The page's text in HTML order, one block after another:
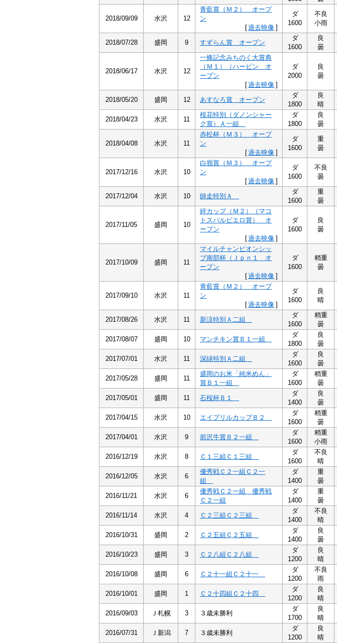
2018/09/09 水沢 12
青藍賞（Ｍ２） オープ
ン
[過去映像 ]
ダ
1600
不良
小雨
2018/07/28 盛岡 9 すずらん賞 オープン
ダ
1600
良
曇
2018/06/17 水沢 12
一條記念みちのく大賞典
（Ｍ１）（ハービン オ
ープン
[過去映像 ]
ダ
2000
良
曇
2018/05/20 盛岡 12 あすなろ賞 オープン
ダ
1800
良
晴
2018/04/23 水沢 11
桜花特別（ダノンシャー
ク賞）Ａ一組
ダ
1800
良
曇
2018/04/08 水沢 11
赤松杯（Ｍ３） オープ
ン
[過去映像 ]
ダ
1600
重
曇
2017/12/16 水沢 10
白嶺賞（Ｍ３） オープ
ン
[過去映像 ]
ダ
1600
不良
曇
2017/12/04 水沢 10 師走特別Ａ
ダ
1600
重
曇
2017/11/05 盛岡 10
絆カップ（Ｍ２）（マコ
トスパルビエロ賞） オ
ープン
[過去映像 ]
ダ
1600
良
曇
2017/10/09 盛岡 11
マイルチャンピオンシッ
プ南部杯（Ｊｐｎ１ オ
ープン
[過去映像 ]
ダ
1600
稍重
曇
2017/09/10 水沢 11
青藍賞（Ｍ２） オープ
ン
[過去映像 ]
ダ
1600
良
晴
2017/08/26 水沢 11 新涼特別Ａ二組
ダ
1600
稍重
曇
2017/08/07 盛岡 10 マンチキン賞Ｂ１一組
ダ
1800
良
曇
2017/07/01 水沢 11 深緑特別Ａ二組
ダ
1600
良
曇
2017/05/28 盛岡 11
盛岡のお米「純米めん」
賞Ｂ１一組
ダ
1600
稍重
曇
2017/05/01 盛岡 11 石桜杯Ｂ１
ダ
1400
良
曇
2017/04/15 水沢 10 エイプリルカップＢ２
ダ
1600
稍重
曇
2017/04/01 水沢 9 前沢牛賞Ｂ２一組
ダ
1600
稍重
小雨
2016/12/19 水沢 8 Ｃ１三組Ｃ１三組
ダ
1600
不良
晴
2016/12/05 水沢 6
優秀戦Ｃ２一組Ｃ２一
組
ダ
1400
重
曇
2016/11/21 水沢 6
優秀戦Ｃ２一組 優秀戦
Ｃ２一組
ダ
1400
重
曇
2016/11/14 水沢 4 Ｃ２三組Ｃ２三組
ダ
1400
不良
晴
2016/10/31 盛岡 2 Ｃ２五組Ｃ２五組
ダ
1400
良
曇
2016/10/23 盛岡 3 Ｃ２八組Ｃ２八組
ダ
1200
良
晴
2016/10/08 盛岡 6 Ｃ２十一組Ｃ２十一
ダ
1200
不良
雨
2016/10/01 盛岡 1 Ｃ２十四組Ｃ２十四
ダ
1200
良
晴
2016/09/03 Ｊ札幌 3 ３歳未勝利
ダ
1700
良
晴
2016/07/31 Ｊ新潟 7 ３歳未勝利
ダ
1200
良
晴